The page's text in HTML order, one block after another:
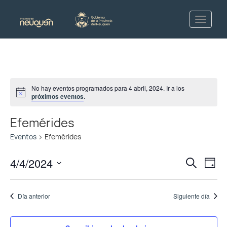
Notice
No hay eventos programados para 4 abril, 2024. Ir a los
próximos eventos.
Efemérides
Eventos Efemérides
de
y
Buscar
de
Día
4/4/2024
Día anterior Siguiente día